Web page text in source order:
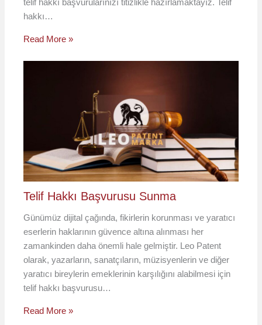
hakkı…
Read More »
Telif Hakkı Başvurusu Sunma
Günümüz dijital çağında, fikirlerin korunması ve yaratıcı
eserlerin haklarının güvence altına alınması her
zamankinden daha önemli hale gelmiştir. Leo Patent
olarak, yazarların, sanatçıların, müzisyenlerin ve diğer
yaratıcı bireylerin emeklerinin karşılığını alabilmesi için
telif hakkı başvurusu…
Read More »